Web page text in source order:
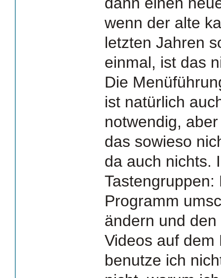
wenn der alte
letzten Jahren
einmal, ist das
Die
ist natürlich
notwendig,
das sowieso
da auch nichts.
Tastengruppen:
Programm
ändern und
Videos auf dem
benutze ich